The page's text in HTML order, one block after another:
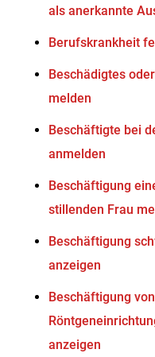
als anerkannte
Berufskrankheit
Beschädigtes
melden
Beschäftigte bei
anmelden
Beschäftigung
stillenden Frau
Beschäftigung
anzeigen
Beschäftigung
anzeigen